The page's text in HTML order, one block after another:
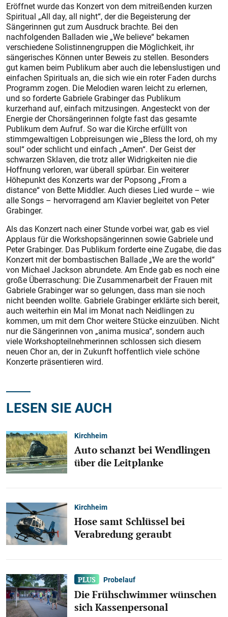
Eröffnet wurde das Konzert von dem mitreißenden kurzen
Spiritual „All day, all night“, der die Begeisterung der
Sängerinnen gut zum Ausdruck brachte. Bei den
nachfolgenden Balladen wie „We believe“ bekamen
verschiedene Solistinnengruppen die Möglichkeit, ihr
sängerisches Können unter Beweis zu stellen. Besonders
gut kamen beim Publikum aber auch die lebenslustigen und
einfachen Spirituals an, die sich wie ein roter Faden durchs
Programm zogen. Die Melodien waren leicht zu erlernen,
und so forderte Gabriele Grabinger das Publikum
kurzerhand auf, einfach mitzusingen. Angesteckt von der
Energie der Chorsängerinnen folgte fast das gesamte
Publikum dem Aufruf. So war die Kirche erfüllt von
stimmgewaltigen Lobpreisungen wie „Bless the lord, oh my
soul“ oder schlicht und einfach „Amen“. Der Geist der
schwarzen Sklaven, die trotz aller Widrigkeiten nie die
Hoffnung verloren, war überall spürbar. Ein weiterer
Höhepunkt des Konzerts war der Popsong „From a
distance“ von Bette Middler. Auch dieses Lied wurde – wie
alle Songs – hervorragend am Klavier begleitet von Peter
Grabinger.
Als das Konzert nach einer Stunde vorbei war, gab es viel
Applaus für die Workshopsängerinnen sowie Gabriele und
Peter Grabinger. Das Publikum forderte eine Zugabe, die das
Konzert mit der bombastischen Ballade „We are the world“
von Michael Jackson abrundete. Am Ende gab es noch eine
große Überraschung: Die Zusammenarbeit der Frauen mit
Gabriele Grabinger war so gelungen, dass man sie noch
nicht beenden wollte. Gabriele Grabinger erklärte sich bereit,
auch weiterhin ein Mal im Monat nach Neidlingen zu
kommen, um mit dem Chor weitere Stücke einzuüben. Nicht
nur die Sängerinnen von „anima musica“, sondern auch
viele Workshopteilnehmerinnen schlossen sich diesem
neuen Chor an, der in Zukunft hoffentlich viele schöne
Konzerte präsentieren wird.
LESEN SIE AUCH
Kirchheim
Auto schanzt bei Wendlingen
über die Leitplanke
Kirchheim
Hose samt Schlüssel bei
Verabredung geraubt
Probelauf
Die Frühschwimmer wünschen
sich Kassenpersonal